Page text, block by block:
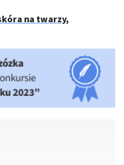
na twarzy,